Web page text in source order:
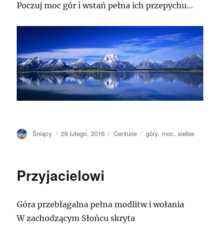
Poczuj moc gór i wstań pełna ich przepychu…
Autor
Śniący Opublikowano
29 lutego, 2016 Kategorie
Centurie Tagi
góry, moc,siebie
Przyjacielowi
Góra przebłagalna pełna modlitw i wołania
W zachodzącym Słońcu skryta